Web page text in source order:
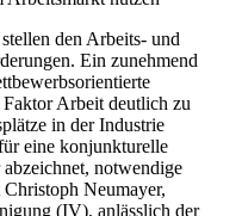
den Arbeits- und
Ein zunehmend
Arbeit deutlich zu
in der Industrie
eine konjunkturelle
notwendige
Neumayer,
(IV), anlässlich der